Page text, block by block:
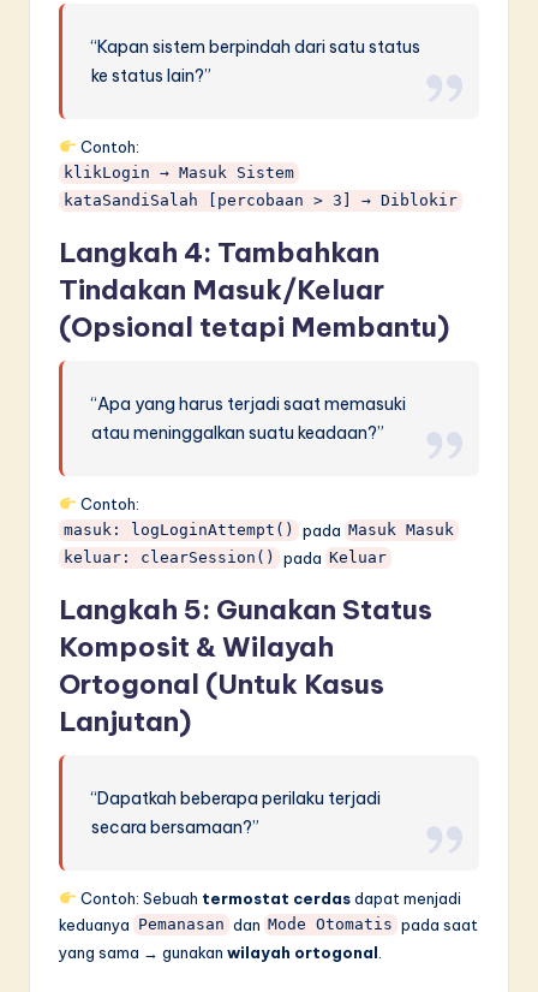
“Kapan sistem berpindah dari satu status
ke status lain?”
Contoh:
klikLogin → Masuk Sistem
kataSandiSalah [percobaan > 3] → Diblokir
Langkah 4: Tambahkan
Tindakan Masuk/Keluar
(Opsional tetapi Membantu)
“Apa yang harus terjadi saat memasuki
atau meninggalkan suatu keadaan?”
Contoh:
masuk: logLoginAttempt() pada Masuk Masuk
keluar: clearSession()
pada Keluar
Langkah 5: Gunakan Status
Komposit & Wilayah
Ortogonal (Untuk Kasus
Lanjutan)
“Dapatkah beberapa perilaku terjadi
secara bersamaan?”
Contoh: Sebuah termostat cerdasdapat menjadi
keduanya Pemanasan dan Mode Otomatis pada saat
yang sama → gunakan wilayah ortogonal